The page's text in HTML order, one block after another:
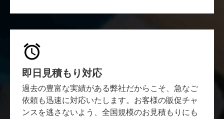
即日見積もり対応
過去の豊富な実績がある弊社だからこそ、急なご
依頼も迅速に対応いたします。お客様の販促チャ
ンスを逃さないよう、全国規模のお見積もりにも